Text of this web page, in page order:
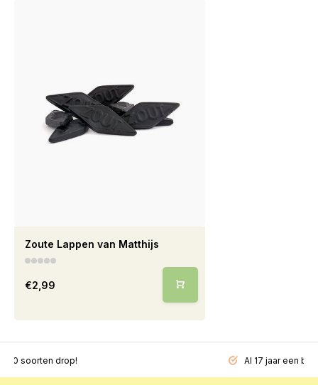
Zoute Lappen van Matthijs
€2,99
soorten drop! Al 17 jaar een